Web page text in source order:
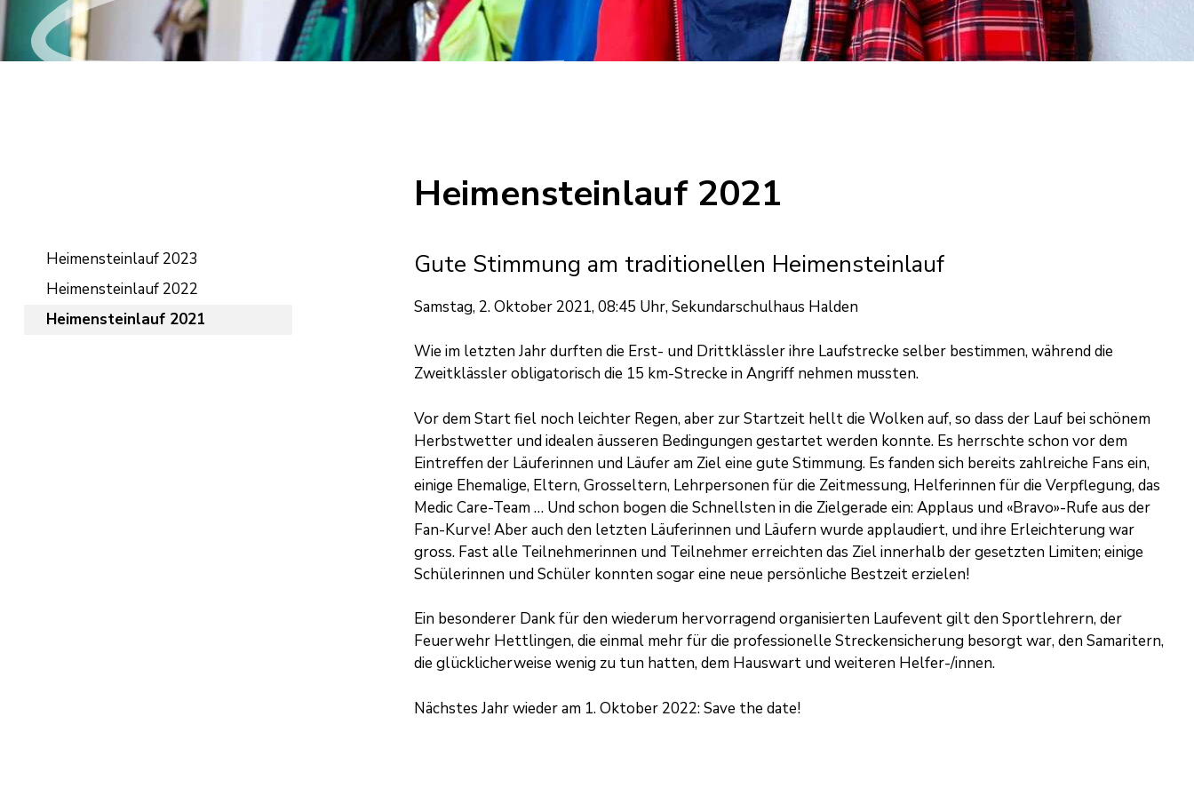
Hauptnavigation
Heimensteinlauf 2023
Heimensteinlauf 2022
Heimensteinlauf 2021
Heimensteinlauf 2021
Gute Stimmung am traditionellen Heimensteinlauf
Samstag, 2. Oktober 2021, 08:45 Uhr, Sekundarschulhaus Halden
Wie im letzten Jahr durften die Erst- und Drittklässler ihre Laufstrecke selber bestimmen, während die
Zweitklässler obligatorisch die 15 km-Strecke in Angriff nehmen mussten.
Vor dem Start fiel noch leichter Regen, aber zur Startzeit hellt die Wolken auf, so dass der Lauf bei schönem
Herbstwetter und idealen äusseren Bedingungen gestartet werden konnte. Es herrschte schon vor dem
Eintreffen der Läuferinnen und Läufer am Ziel eine gute Stimmung. Es fanden sich bereits zahlreiche Fans ein,
einige Ehemalige, Eltern, Grosseltern, Lehrpersonen für die Zeitmessung, Helferinnen für die Verpflegung, das
Medic Care-Team … Und schon bogen die Schnellsten in die Zielgerade ein: Applaus und «Bravo»-Rufe aus der
Fan-Kurve! Aber auch den letzten Läuferinnen und Läufern wurde applaudiert, und ihre Erleichterung war
gross. Fast alle Teilnehmerinnen und Teilnehmer erreichten das Ziel innerhalb der gesetzten Limiten; einige
Schülerinnen und Schüler konnten sogar eine neue persönliche Bestzeit erzielen!
Ein besonderer Dank für den wiederum hervorragend organisierten Laufevent gilt den Sportlehrern, der
Feuerwehr Hettlingen, die einmal mehr für die professionelle Streckensicherung besorgt war, den Samaritern,
die glücklicherweise wenig zu tun hatten, dem Hauswart und weiteren Helfer-/innen.
Nächstes Jahr wieder am 1. Oktober 2022: Save the date!